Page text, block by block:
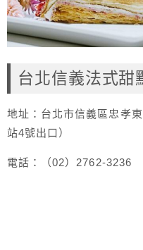
台北信義法式甜
地址：台北市信義區忠孝
站4號出口）
電話：（02）2762-3236